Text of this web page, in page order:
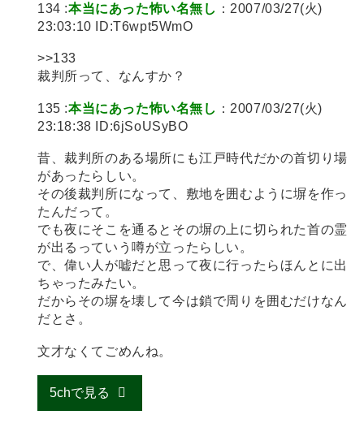
134 :本当にあった怖い名無し ：2007/03/27(火)
23:03:10 ID:T6wpt5WmO
>>133
裁判所って、なんすか？
135 :本当にあった怖い名無し ：2007/03/27(火)
23:18:38 ID:6jSoUSyBO
昔、裁判所のある場所にも江戸時代だかの首切り場
があったらしい。
その後裁判所になって、敷地を囲むように塀を作っ
たんだって。
でも夜にそこを通るとその塀の上に切られた首の霊
が出るっていう噂が立ったらしい。
で、偉い人が嘘だと思って夜に行ったらほんとに出
ちゃったみたい。
だからその塀を壊して今は鎖で周りを囲むだけなん
だとさ。
文才なくてごめんね。
5chで見る